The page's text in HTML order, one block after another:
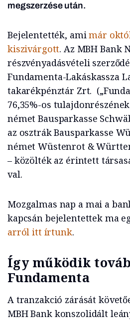
megszerzése után.
Bejelentették, amimár
kiszivárgott. Az MBH Bank
részvényadásvételi
Fundamenta-Lakáskassza
takarékpénztár Zrt.
76,35%-os
német Bausparkasse
az osztrák Bausparkasse
német Wüstenrot &
– közölték az érintett
val.
Mozgalmas nap a mai a
kapcsán bejelentettek ma
arról itt írtunk.
Így működik
Fundamenta
A tranzakció zárását
MBH Bank konszolidált